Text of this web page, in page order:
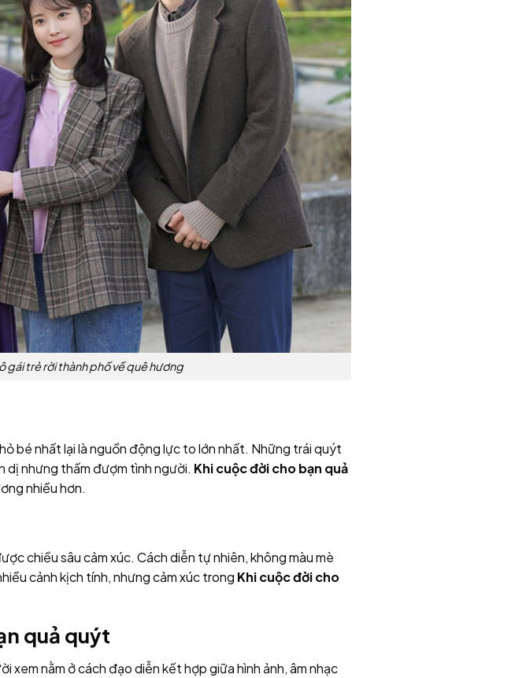
gái trẻ rời thành phố về quê hương
bé nhất lại là nguồn động lực to lớn nhất. Những trái quýt
dị nhưng thấm đượm tình người. Khi cuộc đời cho bạn quả
nhiều hơn.
chiều sâu cảm xúc. Cách diễn tự nhiên, không màu mè
cảnh kịch tính, nhưng cảm xúc trong Khi cuộc đời cho
quả quýt
xem nằm ở cách đạo diễn kết hợp giữa hình ảnh, âm nhạc